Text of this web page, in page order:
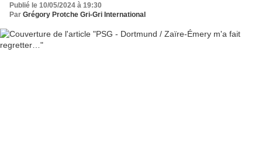
Publié le 10/05/2024 à 19:30
Par Grégory Protche Gri-Gri International